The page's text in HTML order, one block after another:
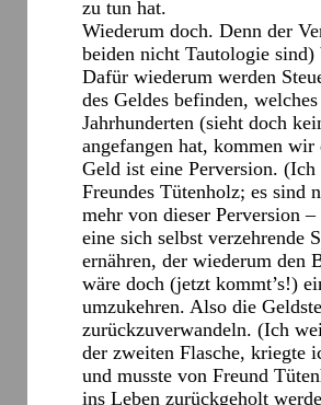
zu tun hat.
Wiederum doch. Denn der
beiden nicht Tautologie
Dafür wiederum werden
des Geldes befinden,
Jahrhunderten (sieht doch
angefangen hat, kommen wir
Geld ist eine Perversion.
Freundes Tütenholz; es sind
mehr von dieser Perversion
eine sich selbst verzehrende
ernähren, der wiederum den
wäre doch (jetzt kommt’s!)
umzukehren. Also die
zurückzuverwandeln. (Ich
der zweiten Flasche, kriegte
und musste von Freund
ins Leben zurückgeholt